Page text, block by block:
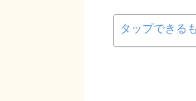
タップできる